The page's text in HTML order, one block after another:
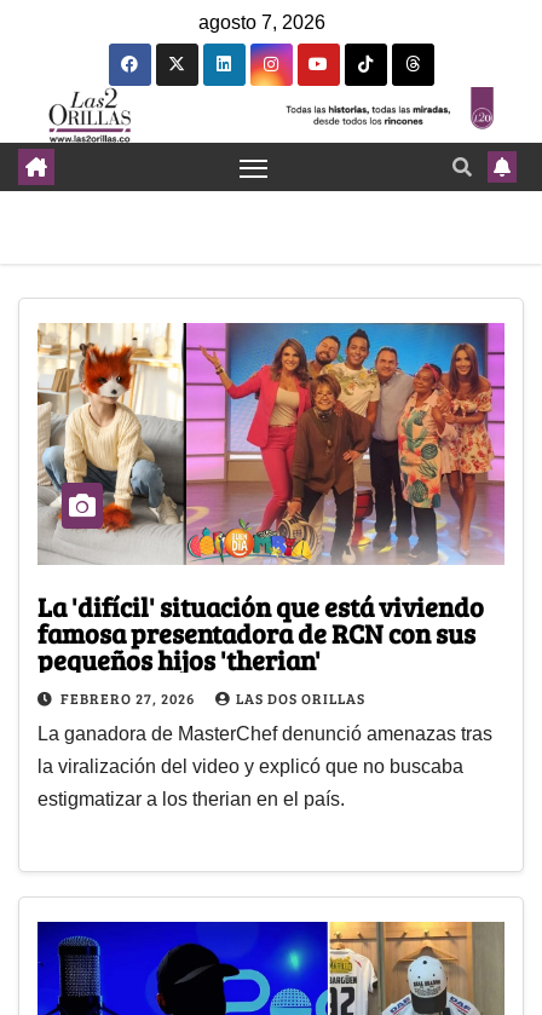
agosto 7, 2026
La 'difícil' situación que está viviendo
famosa presentadora de RCN con sus
pequeños hijos 'therian'
FEBRERO 27, 2026 LAS DOS ORILLAS
La ganadora de MasterChef denunció amenazas tras
la viralización del video y explicó que no buscaba
estigmatizar a los therian en el país.